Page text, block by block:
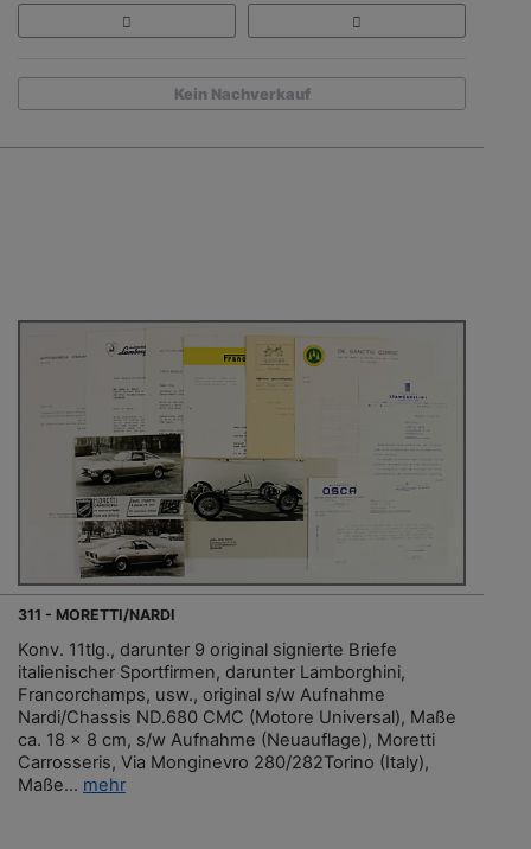
Kein Nachverkauf
311 - MORETTI/NARDI
Konv. 11tlg., darunter 9 original signierte Briefe
italienischer Sportfirmen, darunter Lamborghini,
Francorchamps, usw., original s/w Aufnahme
Nardi/Chassis ND.680 CMC (Motore Universal), Maße
ca. 18 x 8 cm, s/w Aufnahme (Neuauflage), Moretti
Carrosseris, Via Monginevro 280/282Torino (Italy),
Maße... mehr